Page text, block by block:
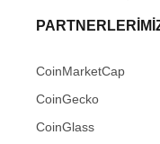
CoinMarketCap
CoinGecko
CoinGlass